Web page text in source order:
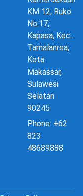
KM 12, Ruko
No.17,
Kapasa, Kec.
Tamalanrea,
Kota
Makassar,
Sulawesi
Selatan
90245
Phone: +62
823
48689888